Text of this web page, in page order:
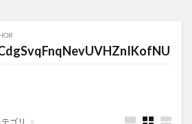
ゴリ
PC準備 プログラミング準備